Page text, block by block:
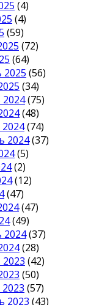
(4)
(4)
(59)
(72)
(64)
(56)
(34)
(75)
(48)
(74)
2024(37)
(5)
(2)
(12)
(47)
(47)
(49)
2024(37)
(28)
(42)
(50)
(57)
2023 (43)